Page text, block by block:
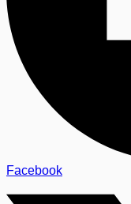
Facebook